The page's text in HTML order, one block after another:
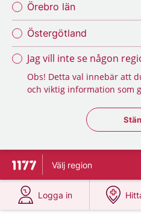
Örebro län
Östergötland
Jag vill inte se någon
Obs! Detta val innebär att
och viktig information som
Till startsidan för 1177
Välj region
Logga in
på 1177.se